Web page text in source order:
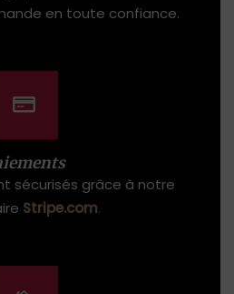
en toute confiance.
sécurisés grâce à notre
Stripe.com.